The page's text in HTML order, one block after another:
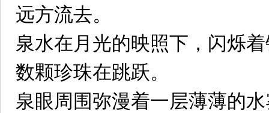
远方流去。
泉水在月光的映照下，闪烁
数颗珍珠在跳跃。
泉眼周围弥漫着一层薄薄的